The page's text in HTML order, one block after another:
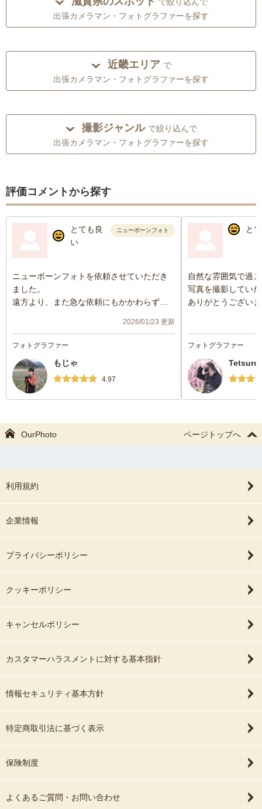
で絞り込んで
出張カメラマン・フォトグラファーを探す
近畿エリア で
出張カメラマン・フォトグラファーを探す
撮影ジャンル で絞り込んで
出張カメラマン・フォトグラファーを探す
評価コメントから探す
とても良
い
ニューボーンフォト
ニューボーンフォトを依頼させていただき
ました。
遠方より、また急な依頼にもかかわらず撮
とてもお優しいフォトグラファーさんで、
赤ちゃんに対する関わり方も丁寧で、終始
た。
赤ちゃんのペースを大切にしながら進めて
くださり、仕上がったお写真もどれも温か
いと思います。
2026/01/23 更新
フォトグラファー
もじゃ
4.97
と
自然な雰囲気で過
写真を撮影してい
ありがとうござい
フォトグラファー
Tetsuro
OurPhoto ページトップへ
利用規約
企業情報
プライバシーポリシー
クッキーポリシー
キャンセルポリシー
カスタマーハラスメントに対する基本指針
情報セキュリティ基本方針
特定商取引法に基づく表示
保険制度
よくあるご質問・お問い合わせ